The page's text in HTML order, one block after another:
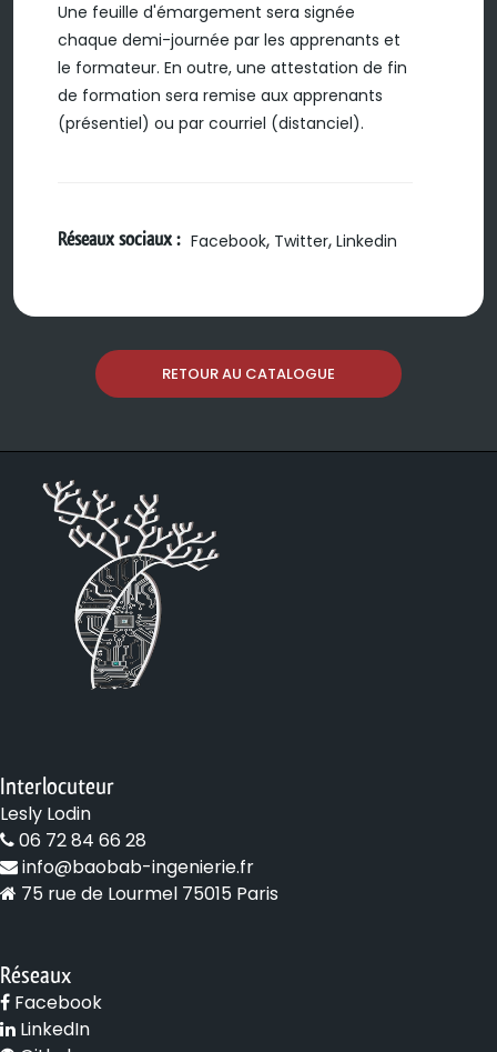
Une feuille d'émargement sera signée
chaque demi-journée par les apprenants et
le formateur. En outre, une attestation de fin
de formation sera remise aux apprenants
(présentiel) ou par courriel (distanciel).
Réseaux sociaux : Facebook, Twitter, Linkedin
RETOUR AU CATALOGUE
Interlocuteur
Lesly Lodin
06 72 84 66 28
info@baobab-ingenierie.fr
75 rue de Lourmel 75015 Paris
Réseaux
Facebook
LinkedIn